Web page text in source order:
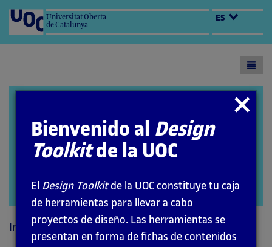
Universitat Oberta
de Catalunya
ES
Abrir
Inicio Recursos Estrategias visuales
Cerrar
modal
Bienvenido al Design
Toolkitde la UOC
El Design Toolkitde la UOC constituye tu caja
de herramientas para llevar a cabo
proyectos de diseño. Las herramientas se
presentan en forma de fichas de contenidos